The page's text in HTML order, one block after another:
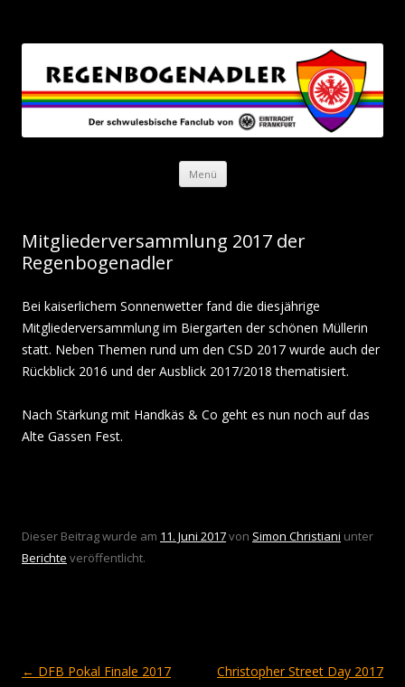
Menü Zum Inhalt springen
Mitgliederversammlung 2017 der
Regenbogenadler
Bei kaiserlichem Sonnenwetter fand die diesjährige
Mitgliederversammlung im Biergarten der schönen Müllerin
statt. Neben Themen rund um den CSD 2017 wurde auch der
Rückblick 2016 und der Ausblick 2017/2018 thematisiert.
Nach Stärkung mit Handkäs & Co geht es nun noch auf das
Alte Gassen Fest.
Dieser Beitrag wurde am 11. Juni 2017von Simon Christiani unter
Berichte veröffentlicht.
Beitragsnavigation
← DFB Pokal Finale 2017
Christopher Street Day 2017